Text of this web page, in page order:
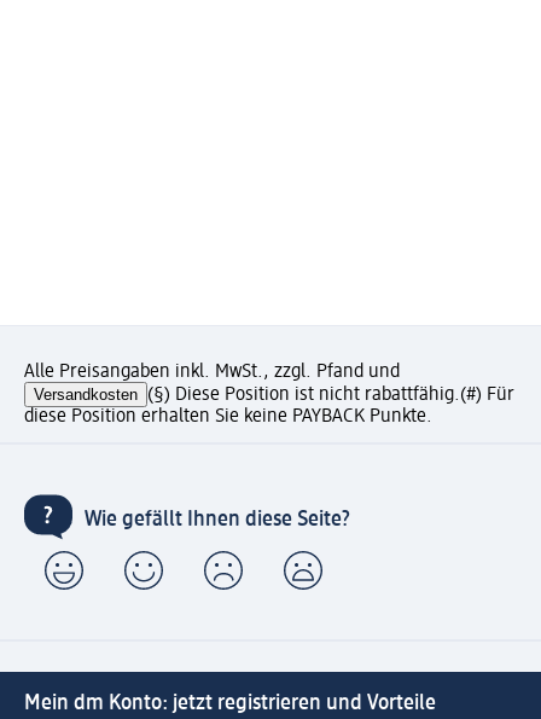
Alle Preisangaben inkl. MwSt., zzgl. Pfand und
Versandkosten (§) Diese Position ist nicht rabattfähig.(#) Für
diese Position erhalten Sie keine PAYBACK Punkte.
Wie gefällt Ihnen diese Seite?
Mein dm Konto: jetzt registrieren und Vorteile